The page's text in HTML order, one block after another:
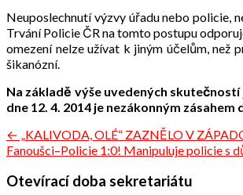
Neuposlechnutí výzvy úřadu nebo policie,
Trvání Policie ČR na tomto postupu
omezení nelze užívat k jiným účelům, než
šikanózní.
Na základě výše uvedených
dne 12. 4. 2014 je nezákonným
Navigace
pro
příspěvek
← „KALIVODA, OLÉ“ ZAZNĚLO V
Fanoušci–Policie 1:0! Manipuluje policie s
Otevírací doba sekretariátu